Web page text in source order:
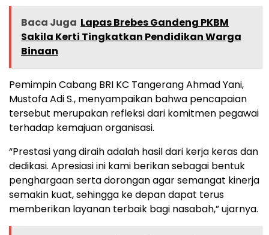
Baca Juga Lapas Brebes Gandeng PKBM
Sakila Kerti Tingkatkan Pendidikan Warga
Binaan
Pemimpin Cabang BRI KC Tangerang Ahmad Yani,
Mustofa Adi S., menyampaikan bahwa pencapaian
tersebut merupakan refleksi dari komitmen pegawai
terhadap kemajuan organisasi.
“Prestasi yang diraih adalah hasil dari kerja keras dan
dedikasi. Apresiasi ini kami berikan sebagai bentuk
penghargaan serta dorongan agar semangat kinerja
semakin kuat, sehingga ke depan dapat terus
memberikan layanan terbaik bagi nasabah,” ujarnya.